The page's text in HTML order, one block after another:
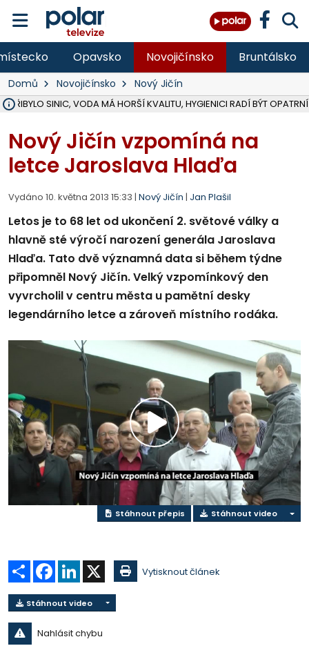
Opavsko Novojičínsko Bruntálsko
Domů Novojičínsko Nový Jičín
PŘIBYLO SINIC, VODA MÁ HORŠÍ KVALITU, HYGIENICI RADÍ BÝT OPATRNÍ
Nový Jičín vzpomíná na
letce Jaroslava Hlaďa
Vydáno 10. května 2013 15:33 | Nový Jičín | Jan Plašil
Letos je to 68 let od ukončení 2. světové války a
hlavně sté výročí narození generála Jaroslava
Hlaďa. Tato dvě významná data si během týdne
připomněl Nový Jičín. Velký vzpomínkový den
vyvrcholil v centru města u pamětní desky
legendárního letce a zároveň místního rodáka.
Přehrát
video
Stáhnout přepis Stáhnout video
Sdílet Facebook
LinkedIn Vytisknout článek
Stáhnout video
Nahlásit chybu